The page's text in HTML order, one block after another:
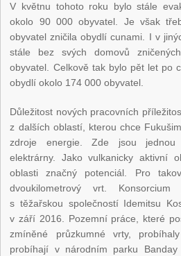
V květnu tohoto roku bylo stále
okolo 90 000 obyvatel. Je však
obyvatel zničila obydlí cunami. I v
stále bez svých domovů
obyvatel. Celkově tak bylo pět let po
obydlí okolo 174 000 obyvatel.
Důležitost nových pracovních
z dalších oblastí, kterou chce
zdroje energie. Zde jsou jednou
elektrárny. Jako vulkanicky aktivní
oblasti značný potenciál. Pro
dvoukilometrový vrt.
s těžařskou společností Idemitsu
v září 2016. Pozemní práce, které
zmíněné průzkumné vrty,
probíhají v národním parku